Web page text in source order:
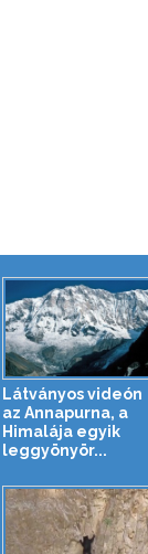
Látványos videón
az Annapurna, a
Himalája egyik
leggyönyör...